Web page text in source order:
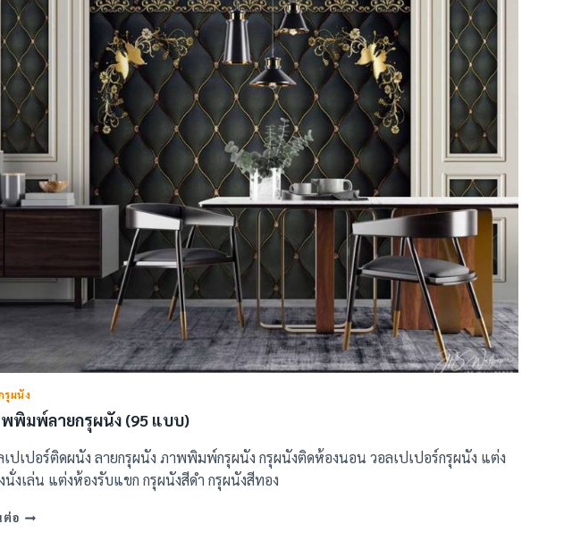
สไตล์
กรุ
ผนัง
(6
แบบ)
รุผนัง
พิมพ์ลายกรุผนัง (95 แบบ)
เปเปอร์ติดผนัง ลายกรุผนัง ภาพพิมพ์กรุผนัง กรุผนังติดห้องนอน วอลเปเปอร์กรุผนัง แต่ง
นั่งเล่น แต่งห้องรับแขก กรุผนังสีดำ กรุผนังสีทอง
ต่อภาพ